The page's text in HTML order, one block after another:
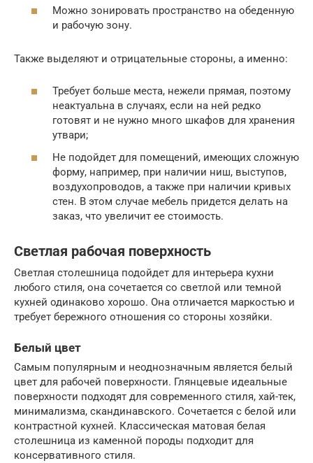
Можно зонировать пространство на обеденную
и рабочую зону.
Также выделяют и отрицательные стороны, а именно:
Требует больше места, нежели прямая, поэтому
неактуальна в случаях, если на ней редко
готовят и не нужно много шкафов для хранения
утвари;
Не подойдет для помещений, имеющих сложную
форму, например, при наличии ниш, выступов,
воздухопроводов, а также при наличии кривых
стен. В этом случае мебель придется делать на
заказ, что увеличит ее стоимость.
Светлая рабочая поверхность
Светлая столешница подойдет для интерьера кухни
любого стиля, она сочетается со светлой или темной
кухней одинаково хорошо. Она отличается маркостью и
требует бережного отношения со стороны хозяйки.
Белый цвет
Самым популярным и неоднозначным является белый
цвет для рабочей поверхности. Глянцевые идеальные
поверхности подходят для современного стиля, хай-тек,
минимализма, скандинавского. Сочетается с белой или
контрастной кухней. Классическая матовая белая
столешница из каменной породы подходит для
консервативного стиля.